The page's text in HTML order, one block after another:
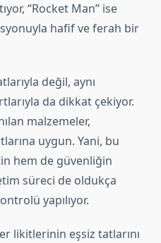
“Rocket Man” ise
hafif ve ferah bir
değil, aynı
da dikkat çekiyor.
malzemeler,
uygun. Yani, bu
hem de güvenliğin
süreci de oldukça
yapılıyor.
likitlerinin eşsiz tatlarını